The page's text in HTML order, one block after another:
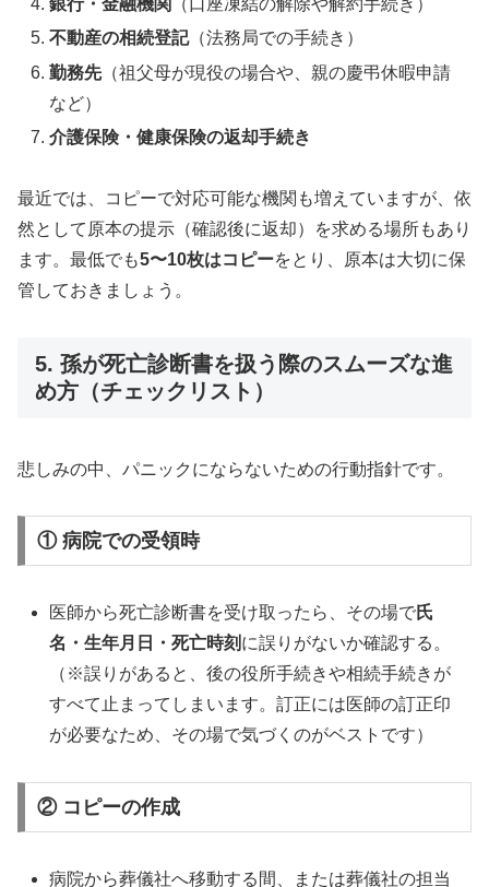
銀行・金融機関
（口座凍結の解除や解約手続き）
不動産の相続登記（法務局での手続き）
勤務先（祖父母が現役の場合や、親の慶弔休暇申請
など）
介護保険・健康保険の返却手続き
最近では、コピーで対応可能な機関も増えていますが、依
然として原本の提示（確認後に返却）を求める場所もあり
ます。最低でも5〜10枚はコピーをとり、原本は大切に保
管しておきましょう。
5. 孫が死亡診断書を扱う際のスムーズな進
め方（チェックリスト）
悲しみの中、パニックにならないための行動指針です。
① 病院での受領時
医師から死亡診断書を受け取ったら、その場で氏
名・生年月日・死亡時刻 に誤りがないか確認する。
（※誤りがあると、後の役所手続きや相続手続きが
すべて止まってしまいます。訂正には医師の訂正印
が必要なため、その場で気づくのがベストです）
② コピーの作成
病院から葬儀社へ移動する間、または葬儀社の担当